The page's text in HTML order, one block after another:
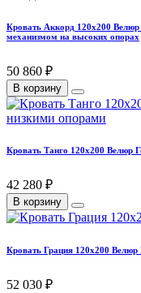
Кровать Аккорд 120х200 Велюр
механизмом на высоких опорах
50 860 ₽
В корзину
Кровать Танго 120х200 Велюр
42 280 ₽
В корзину
Кровать Грация 120х200 Велюр
52 030 ₽